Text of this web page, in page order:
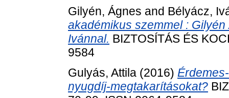
Gilyén, Ágnes and Bélyácz,
akadémikus szemmel :
Ivánnal. BIZTOSÍTÁS ÉS
9584
Gulyás, Attila (2016)
nyugdíj-megtakarításokat?